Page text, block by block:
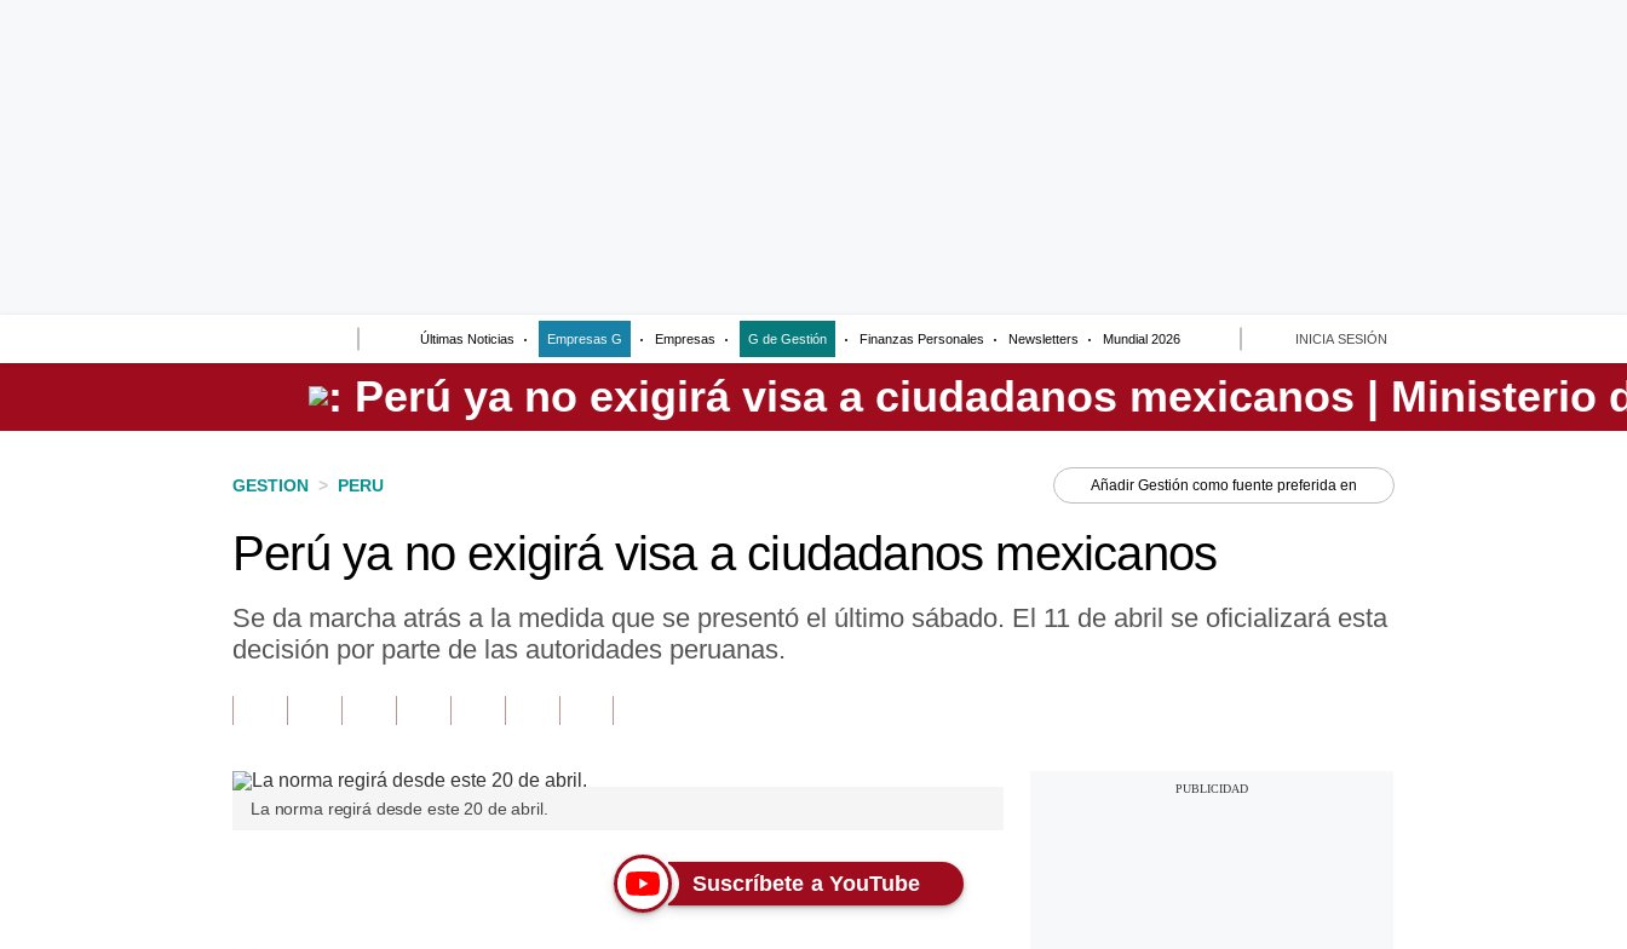
Últimas Noticias Empresas G Empresas G de Gestión Finanzas Personales Newsletters Mundial 2026 INICIA SESIÓN
Perú
GESTION > PERU Añadir Gestión como fuente preferida en
Perú ya no exigirá visa a ciudadanos mexicanos
Se da marcha atrás a la medida que se presentó el último sábado. El 11 de abril se oficializará esta
decisión por parte de las autoridades peruanas.
La norma regirá desde este 20 de abril.
Suscríbete a YouTube